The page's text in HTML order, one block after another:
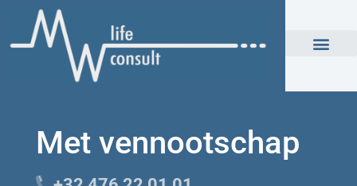
Met vennootschap